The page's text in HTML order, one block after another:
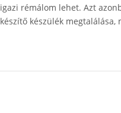
igazi rémálom lehet. Azt
készítő készülék megtalálása,